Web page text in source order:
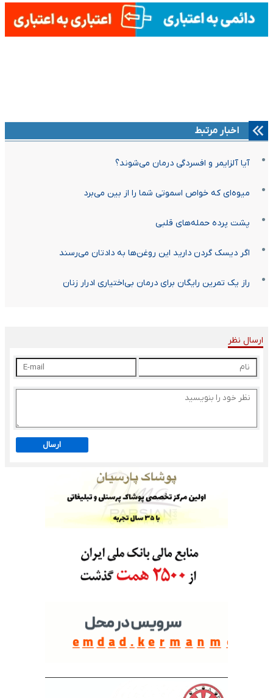
اخبار مرتبط
آیا آلزایمر و افسردگی درمان می‌شوند؟
میوه‌ای که خواص اسموتی شما را از بین می‌برد
پشت پرده حمله‌های قلبی
اگر دیسک گردن دارید این روغن‌ها به دادتان می‌رسند
راز یک تمرین رایگان برای درمان بی‌اختیاری ادرار زنان
ارسال نظر
ارسال